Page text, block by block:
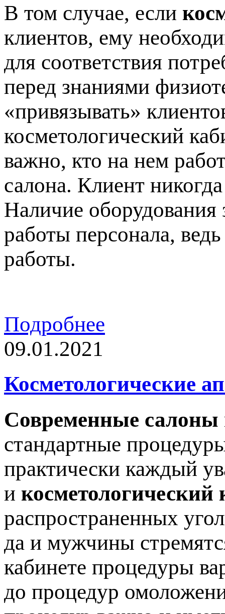
В том случае, если
клиентов, ему
для соответствия
перед знаниями
«привязывать»
косметологический
важно, кто на нем
салона. Клиент
Наличие оборудования
работы персонала,
работы.
Подробнее
09.01.2021
Косметологические
Современные салоны
стандартные
практически каждый
и косметологический
распространенных
да и мужчины
кабинете процедуры
до процедур